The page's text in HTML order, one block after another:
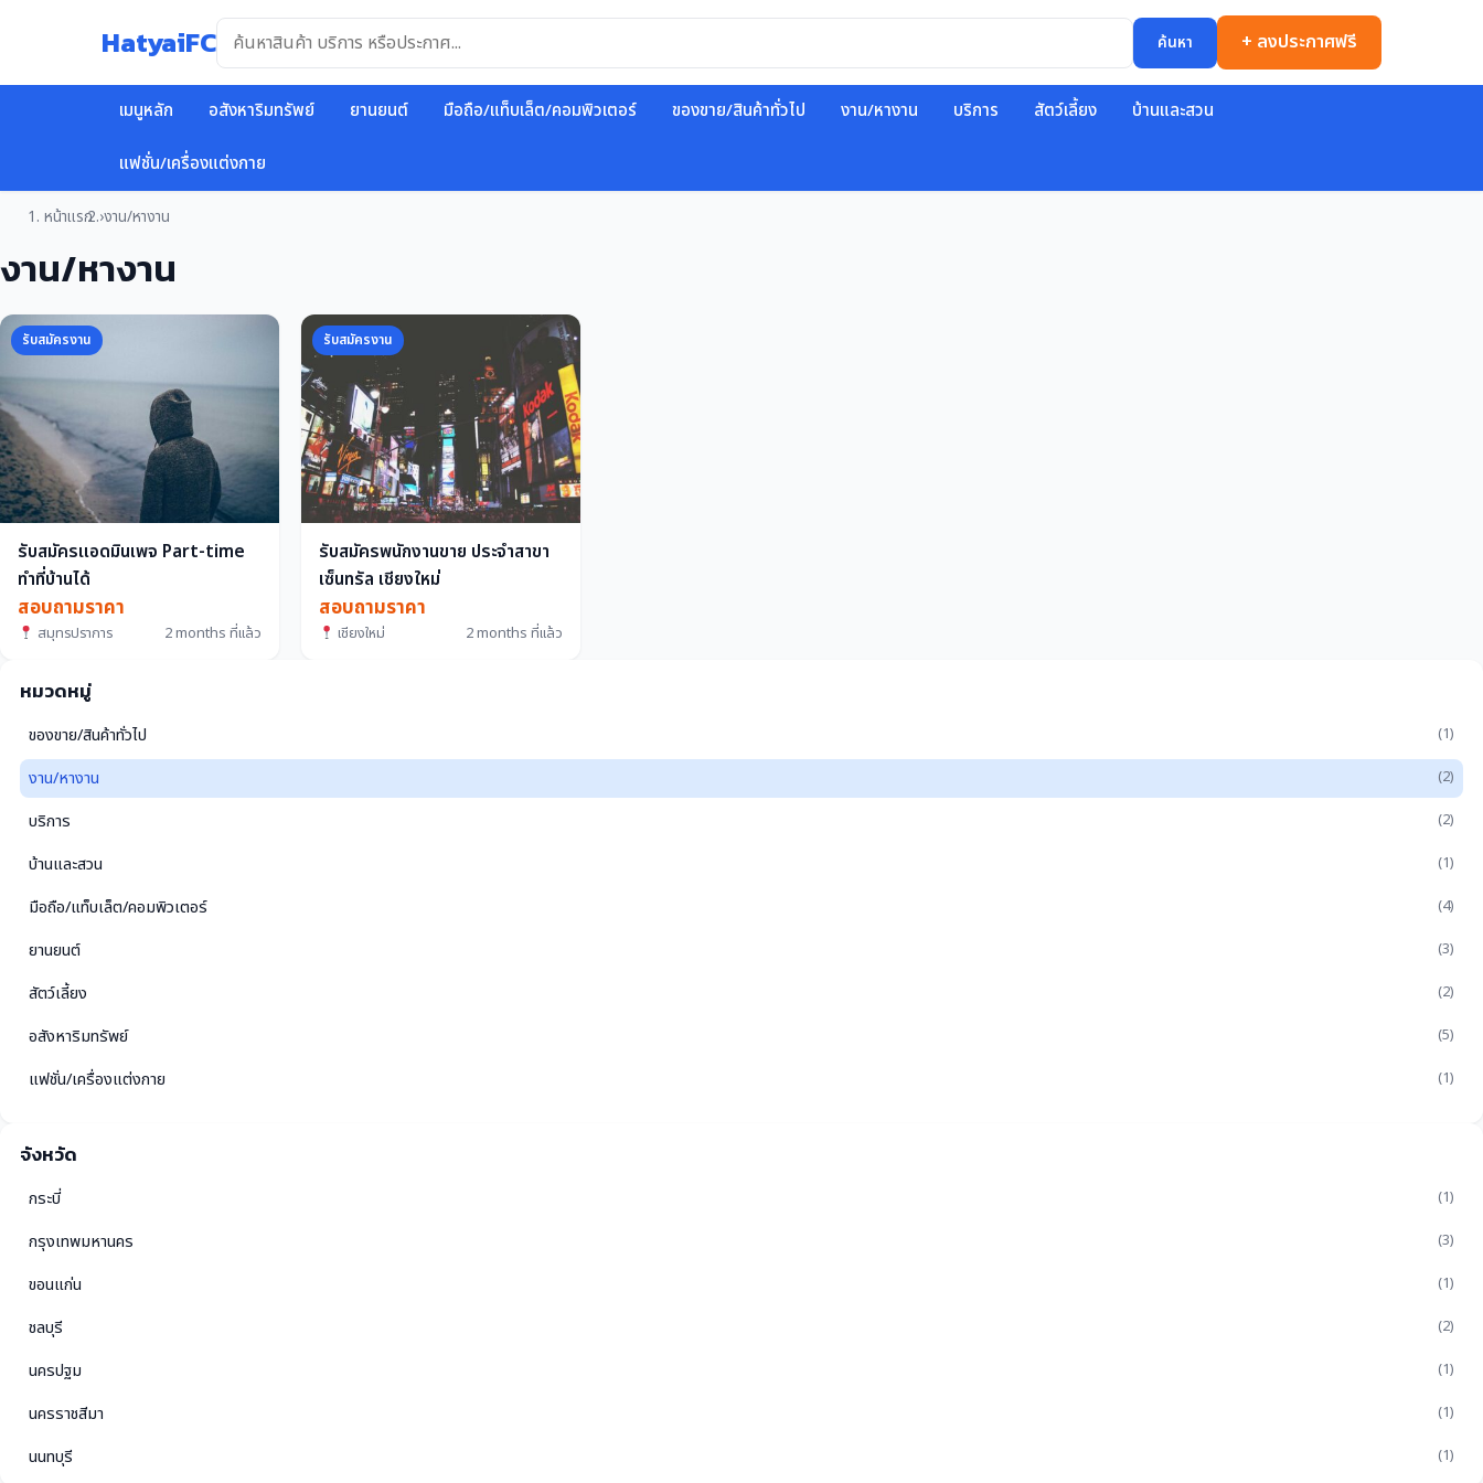
HatyaiFC ค้นหา + ลงประกาศฟรี
เมนูหลัก อสังหาริมทรัพย์ ยานยนต์ มือถือ/แท็บเล็ต/คอมพิวเตอร์ ของขาย/สินค้าทั่วไป งาน/หางาน บริการ สัตว์เลี้ยง บ้านและสวน
แฟชั่น/เครื่องแต่งกาย
หน้าแรก งาน/หางาน
งาน/หางาน
รับสมัครงาน
รับสมัครแอดมินเพจ Part-time
ทำที่บ้านได้
สอบถามราคา
สมุทรปราการ 2 months ที่แล้ว
รับสมัครงาน
รับสมัครพนักงานขาย ประจำสาขา
เซ็นทรัล เชียงใหม่
สอบถามราคา
เชียงใหม่ 2 months ที่แล้ว
หมวดหมู่
ของขาย/สินค้าทั่วไป (1)
งาน/หางาน (2)
บริการ (2)
บ้านและสวน (1)
มือถือ/แท็บเล็ต/คอมพิวเตอร์ (4)
ยานยนต์ (3)
สัตว์เลี้ยง (2)
อสังหาริมทรัพย์ (5)
แฟชั่น/เครื่องแต่งกาย (1)
จังหวัด
กระบี่ (1)
กรุงเทพมหานคร (3)
ขอนแก่น (1)
ชลบุรี (2)
นครปฐม (1)
นครราชสีมา (1)
นนทบุรี (1)